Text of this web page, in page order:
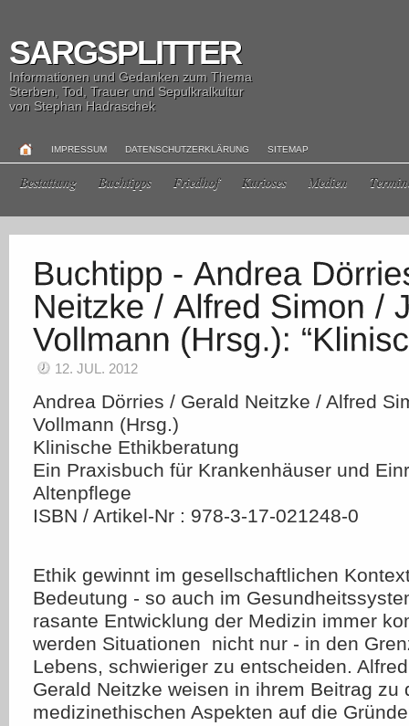
SARGSPLITTER
Informationen und Gedanken zum Thema
Sterben, Tod, Trauer und Sepulkralkultur
von Stephan Hadraschek
IMPRESSUM DATENSCHUTZERKLÄRUNG SITEMAP
Bestattung Buchtipps Friedhof Kurioses Medien
12. JUL. 2012
Andrea Dörries / Gerald Neitzke / Alfred
Vollmann (Hrsg.)
Klinische Ethikberatung
Ein Praxisbuch für Krankenhäuser und
Altenpflege
ISBN / Artikel-Nr : 978-3-17-021248-0
Ethik gewinnt im gesellschaftlichen
Bedeutung - so auch im
rasante Entwicklung der Medizin immer
werden Situationen  nicht nur - in den
Lebens, schwieriger zu entscheiden.
Gerald Neitzke weisen in ihrem Beitrag zu
medizinethischen Aspekten auf die